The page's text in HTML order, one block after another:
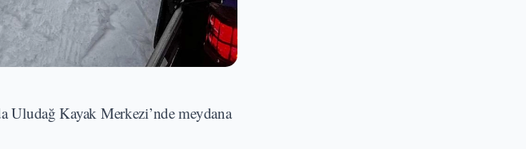
Uludağ Kayak Merkezi’nde meydana